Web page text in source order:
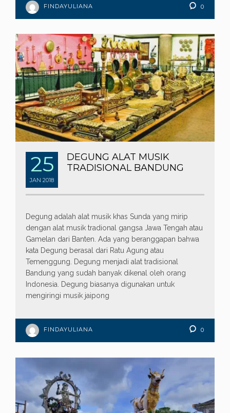
FINDAYULIANA 0
25
JAN 2018
DEGUNG ALAT MUSIK
TRADISIONAL BANDUNG
Degung adalah alat musik khas Sunda yang mirip
dengan alat musik tradional gangsa Jawa Tengah atau
Gamelan dari Banten. Ada yang beranggapan bahwa
kata Degung berasal dari Ratu Agung atau
Temenggung. Degung menjadi alat tradisional
Bandung yang sudah banyak dikenal oleh orang
Indonesia. Degung biasanya digunakan untuk
mengiringi musik jaipong
FINDAYULIANA 0